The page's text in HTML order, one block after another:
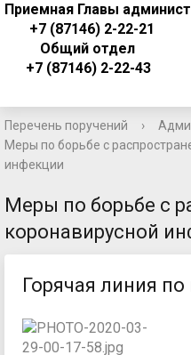
Приемная Главы
+7 (87146) 2-22-21
Общий отдел
+7 (87146) 2-22-43
Перечень поручений ›
Меры по борьбе с
инфекции
Меры по борьбе с
коронавирусной
Горячая линия